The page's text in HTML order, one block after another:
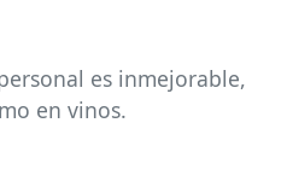
es inmejorable,
en vinos.